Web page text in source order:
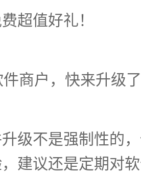
超值好礼！
级不是强制性的
建议还是定期对